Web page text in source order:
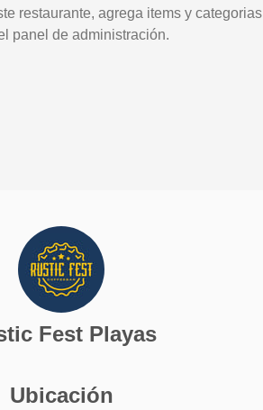
restaurante, agrega items y categorias
panel de administración.
Fest Playas
Ubicación